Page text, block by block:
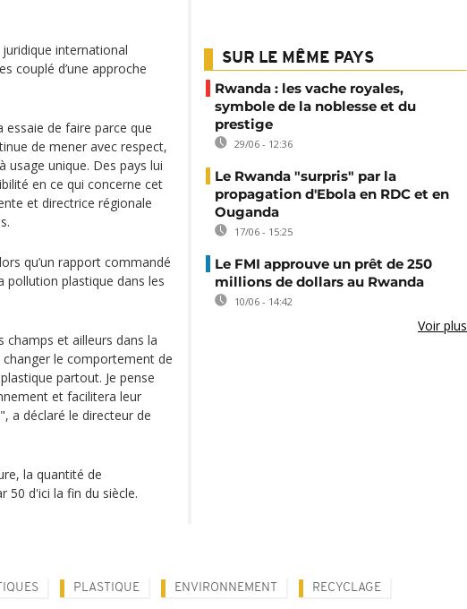
juridique international
couplé d’une approche
essaie de faire parce que
de mener avec respect,
usage unique. Des pays lui
en ce qui concerne cet
et directrice régionale
qu’un rapport commandé
pollution plastique dans les
champs et ailleurs dans la
le comportement de
partout. Je pense
et facilitera leur
a déclaré le directeur de
la quantité de
50 d'ici la fin du siècle.
SUR LE MÊME PAYS
Rwanda : les vache royales,
symbole de la noblesse et du
prestige
29/06 - 12:36
Le Rwanda "surpris" par la
propagation d'Ebola en RDC et en
Ouganda
17/06 - 15:25
Le FMI approuve un prêt de 250
millions de dollars au Rwanda
10/06 - 14:42
Voir plus
PLASTIQUE ENVIRONNEMENT RECYCLAGE